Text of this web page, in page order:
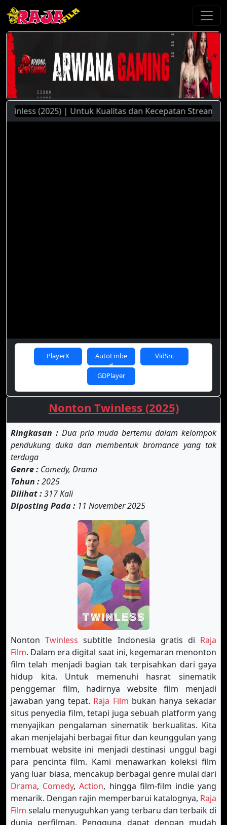
(2025) | Untuk Kualitas dan Kecepatan Streaming
PlayerX
AutoEmbe
d
VidSrc
GDPlayer
Nonton Twinless (2025)
Ringkasan :Dua pria muda bertemu dalam kelompok
pendukung duka dan membentuk bromance yang tak
terduga
Genre : Comedy, Drama
Tahun :2025
Dilihat :317 Kali
Diposting Pada : 11 November 2025
NontonTwinless subtitle Indonesia gratis di Raja
Film. Dalam era digital saat ini, kegemaran menonton
film telah menjadi bagian tak terpisahkan dari gaya
hidup kita. Untuk memenuhi hasrat sinematik
penggemar film, hadirnya website film menjadi
jawaban yang tepat. Raja Film bukan hanya sekadar
situs penyedia film, tetapi juga sebuah platform yang
menyajikan pengalaman sinematik berkualitas. Kita
akan menjelajahi berbagai fitur dan keunggulan yang
membuat website ini menjadi destinasi unggul bagi
para pencinta film. Kami menawarkan koleksi film
yang luar biasa, mencakup berbagai genre mulai dari
Drama, Comedy,Action, hingga film-film indie yang
menarik. Dengan rajin memperbarui katalognya, Raja
Film selalu menyuguhkan yang terbaru dan terbaik di
dunia perfilman. Pengguna dapat dengan mudah